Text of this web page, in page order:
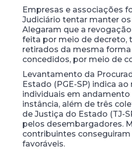
Empresas e associações
Judiciário tentar manter
Alegaram que a
feita por meio de decreto,
retirados da mesma
concedidos, por meio de
Levantamento da
Estado (PGE-SP) indica
individuais em andamento
instância, além de três
de Justiça do Estado (TJ-
pelos desembargadores.
contribuintes conseguiram
favoráveis.